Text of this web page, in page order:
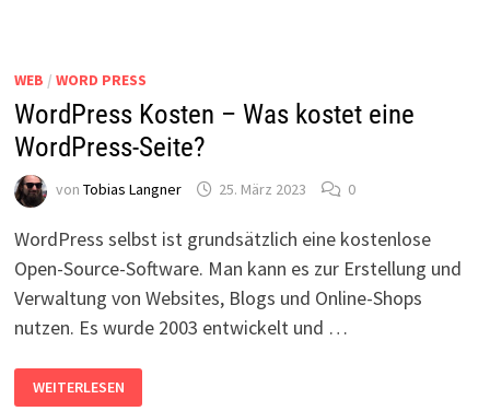
WEB / WORD PRESS
WordPress Kosten – Was kostet eine
WordPress-Seite?
von Tobias Langner 25. März 2023 0
WordPress selbst ist grundsätzlich eine kostenlose
Open-Source-Software. Man kann es zur Erstellung und
Verwaltung von Websites, Blogs und Online-Shops
nutzen. Es wurde 2003 entwickelt und …
WORDPRESS
KOSTEN
WEITERLESEN